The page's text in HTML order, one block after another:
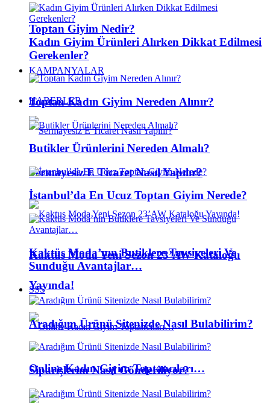
Toptan Giyim Nedir?
KAMPANYALAR
HABERLER
Sermayesiz E Ticaret Nasıl Yapılır?
Kaktus Moda Yeni Sezon 23’AW Kataloğu
Yayında!
Online Kadın Giyim Toptancıları…
Kadın Giyim Ürünleri Alırken Dikkat Edilmesi
Gerekenler?
Toptan Kadın Giyim Nereden Alınır?
Butikler Ürünlerini Nereden Almalı?
İstanbul’da En Ucuz Toptan Giyim Nerede?
Kaktüs Moda’nın Butiklere Tavsiyeleri Ve
Sunduğu Avantajlar…
SSS
Aradığım Ürünü Sitenizde Nasıl Bulabilirim?
Siparişlerim Nasıl Gönderiliyor?